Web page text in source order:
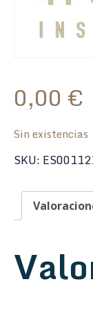
0,00 €
Sin existencias
SKU: